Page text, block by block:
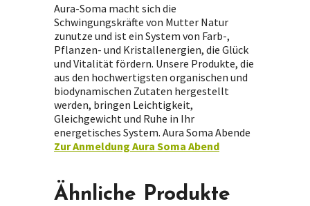
Aura-Soma macht sich die
Schwingungskräfte von Mutter Natur
zunutze und ist ein System von Farb-,
Pflanzen- und Kristallenergien, die Glück
und Vitalität fördern. Unsere Produkte, die
aus den hochwertigsten organischen und
biodynamischen Zutaten hergestellt
werden, bringen Leichtigkeit,
Gleichgewicht und Ruhe in Ihr
energetisches System. Aura Soma Abende
Zur Anmeldung Aura Soma Abend
Ähnliche Produkte